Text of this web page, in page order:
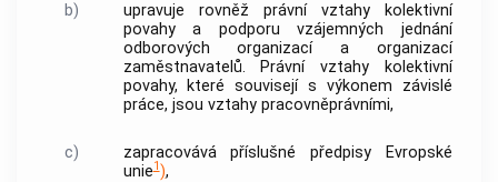
b)
upravuje rovněž právní vztahy kolektivní
povahy a podporu vzájemných jednání
odborových organizací a organizací
zaměstnavatelů. Právní vztahy kolektivní
povahy, které souvisejí s výkonem závislé
práce, jsou vztahy pracovněprávními,
c)
zapracovává příslušné předpisy Evropské
unie1),